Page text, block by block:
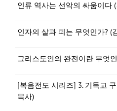
인류 역사는 선악의 싸움이다
인자의 살과 피는 무엇인가? (
그리스도인의 완전이란 무엇
[복음전도 시리즈] 3. 기독교
목사)